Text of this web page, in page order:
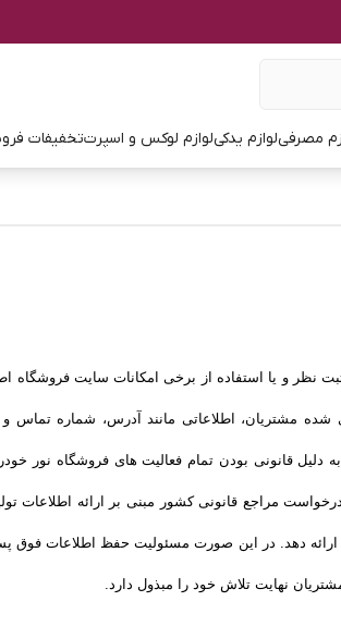
مصرفیلوازم یدکیلوازم لوکس و اسپرتتخفیفات
و یا استفاده از برخی امکانات سایت فروشگاه
شده مشتریان، اطلاعاتی مانند آدرس، شماره
دلیل قانونی بودن تمام فعالیت های فروشگاه نور
مراجع قانونی کشور مبنی بر ارائه اطلاعات
دهد. در این صورت مسئولیت حفظ اطلاعات فوق پس
نهایت تلاش خود را مبذول دارد.